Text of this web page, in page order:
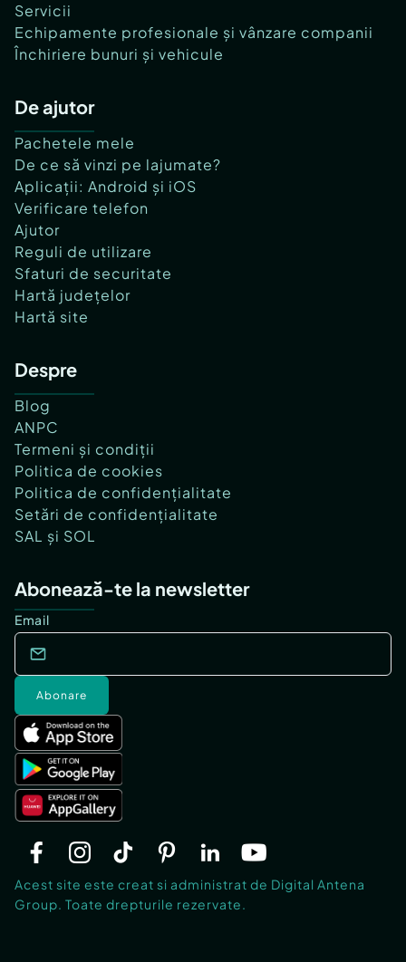
Servicii
Echipamente profesionale și vânzare companii
Închiriere bunuri și vehicule
De ajutor
Pachetele mele
De ce să vinzi pe lajumate?
Aplicații: Android și iOS
Verificare telefon
Ajutor
Reguli de utilizare
Sfaturi de securitate
Hartă județelor
Hartă site
Despre
Blog
ANPC
Termeni și condiții
Politica de cookies
Politica de confidențialitate
Setări de confidențialitate
SAL și SOL
Abonează-te la newsletter
Email
Abonare
Acest site este creat si administrat de Digital Antena
Group. Toate drepturile rezervate.